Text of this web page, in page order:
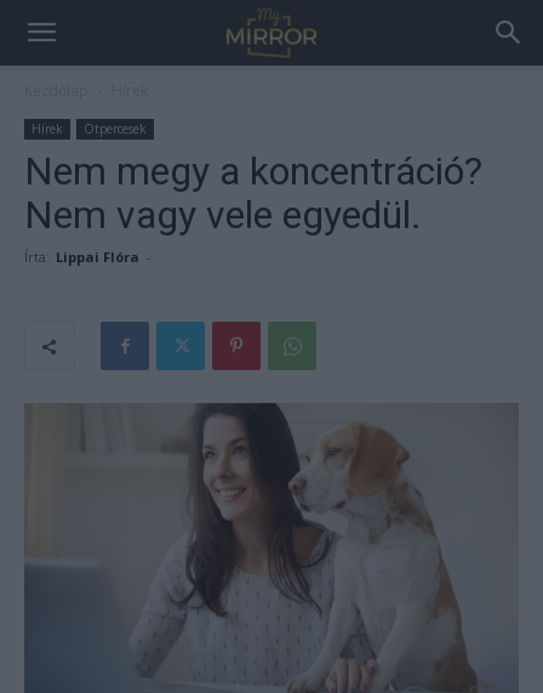
Hírek Ötpercesek
Nem megy a koncentráció?
Nem vagy vele egyedül.
Írta: Lippai Flóra -